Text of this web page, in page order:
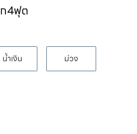
ก4ฟุต
น้ำเงิน ม่วง